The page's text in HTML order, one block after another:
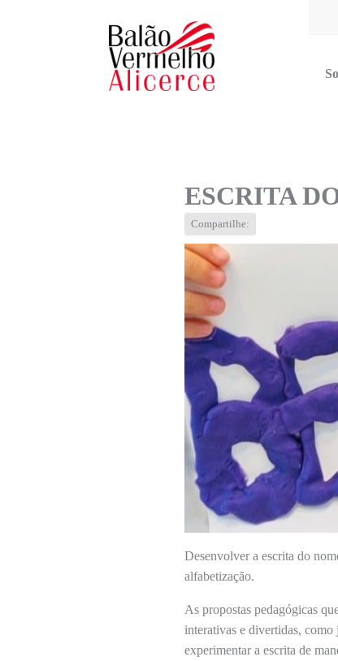
ESCRITA
Compartilhe:
Desenvolver a escrita do
alfabetização.
As propostas pedagógicas
interativas e divertidas, como
experimentar a escrita de